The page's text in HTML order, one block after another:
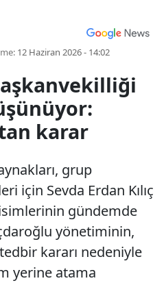
12 Haziran 2026 - 14:02
karar
grup
için Sevda Erdan Kılıç
gündemde
yönetiminin,
kararı nedeniyle
yerine atama